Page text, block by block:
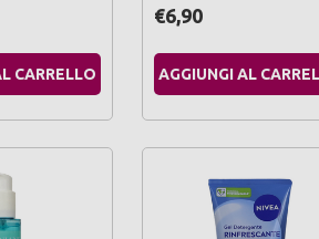
CARRELLO
€6,90
AGGIUNGI AL